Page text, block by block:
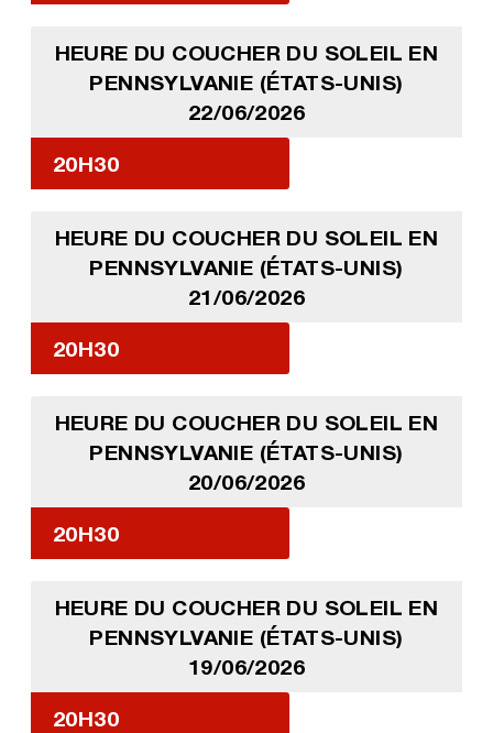
HEURE DU COUCHER DU SOLEIL EN
PENNSYLVANIE (ÉTATS-UNIS)
22/06/2026
20H30
HEURE DU COUCHER DU SOLEIL EN
PENNSYLVANIE (ÉTATS-UNIS)
21/06/2026
20H30
HEURE DU COUCHER DU SOLEIL EN
PENNSYLVANIE (ÉTATS-UNIS)
20/06/2026
20H30
HEURE DU COUCHER DU SOLEIL EN
PENNSYLVANIE (ÉTATS-UNIS)
19/06/2026
20H30